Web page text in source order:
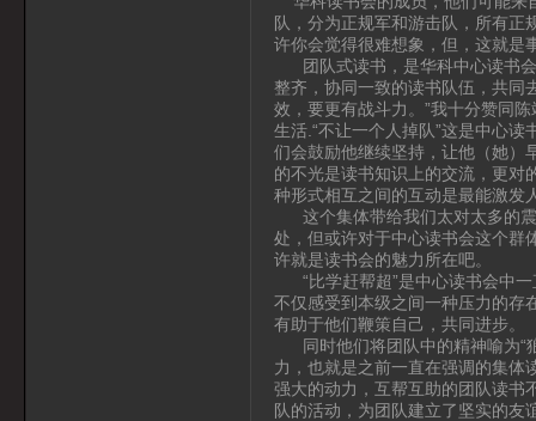
队，分为正规军和游击队，所有正
许你会觉得很难想象，但，这就是
团队式读书，是华科中心读书会
整齐，协同一致的读书队伍，共同
效，要更有战斗力。”我十分赞同
生活.“不让一个人掉队”这是中心
们会鼓励他继续坚持，让他（她）
的不光是读书知识上的交流，更对
种形式相互之间的互动是最能激发
这个集体带给我们太对太多的震
处，但或许对于中心读书会这个群
许就是读书会的魅力所在吧。
“比学赶帮超”是中心读书会中一
不仅感受到本级之间一种压力的存
有助于他们鞭策自己，共同进步。
同时他们将团队中的精神喻为“
力，也就是之前一直在强调的集体
强大的动力，互帮互助的团队读书
队的活动，为团队建立了坚实的友